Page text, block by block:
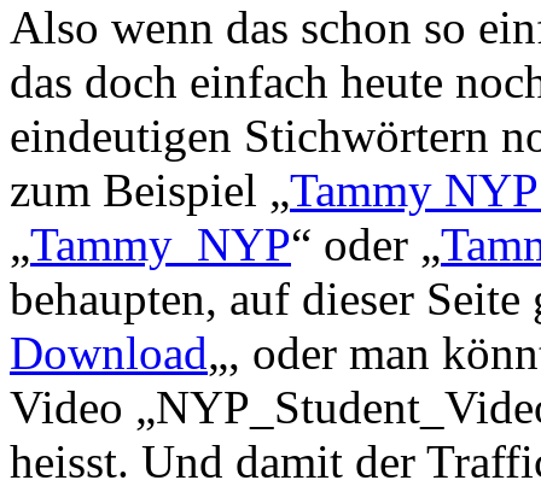
Also wenn das schon so
das doch einfach heute
eindeutigen Stichwörtern
zum Beispiel „Tammy
„Tammy_NYP“ oder „
behaupten, auf dieser Seite
Download„, oder man
Video
heisst. Und damit der